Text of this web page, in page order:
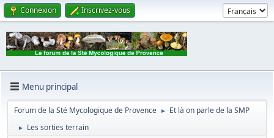
Connexion Inscrivez-vous
Menu principal
Forum de la Sté Mycologique de Provence ► Et là on parle de la SMP
► Les sorties terrain